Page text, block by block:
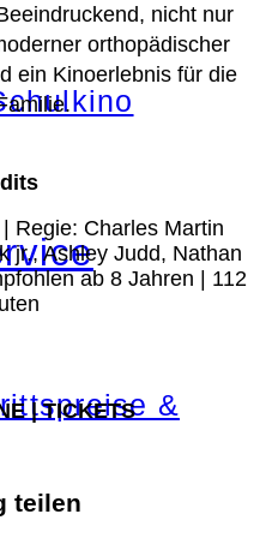
&
nicht nur
orthopädischer
ein Kinoerlebnis für die
Regie: Charles Martin
jr., Ashley Judd, Nathan
ab 8 Jahren | 112
| TICKETS
teilen